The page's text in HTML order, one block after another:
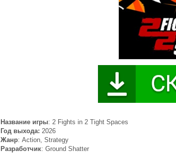
Название игры: 2 Fights in 2 Tight Spaces
Год выхода: 2026
Жанр: Action, Strategy
Разработчик: Ground Shatter